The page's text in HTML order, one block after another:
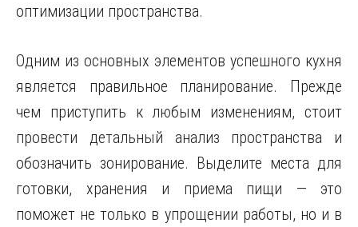
оптимизации пространства.
Одним из основных элементов успешного кухня
является правильное планирование. Прежде
чем приступить к любым изменениям, стоит
провести детальный анализ пространства и
обозначить зонирование. Выделите места для
готовки, хранения и приема пищи — это
поможет не только в упрощении работы, но и в